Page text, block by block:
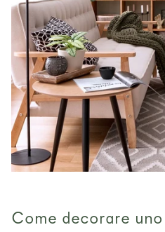
Come decorare